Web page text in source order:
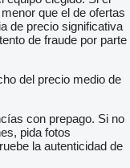
que el de ofertas
de precio significativa
de fraude por parte
del precio medio de
con prepago. Si no
pida fotos
la autenticidad de